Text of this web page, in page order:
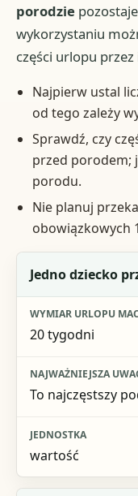
porodzie
wykorzystaniu
części urlopu
Najpierw ustal
od tego zależy
Sprawdź, czy
przed porodem;
porodu.
Nie planuj
obowiązkowych
Sytuacja
Wymiar urlopu
Najważniejsza uwaga
Jedno dziecko
20 tygodni
To najczęstszy
wartość